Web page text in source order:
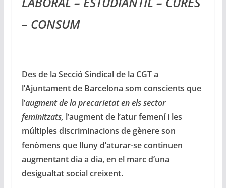
– CONSUM
Des de la Secció Sindical de la CGT a
l’Ajuntament de Barcelona som conscients que
l’augment de la precarietat en els sector
feminitzats, l’augment de l’atur femení i les
múltiples discriminacions de gènere son
fenòmens que lluny d’aturar-se continuen
augmentant dia a dia, en el marc d’una
desigualtat social creixent.